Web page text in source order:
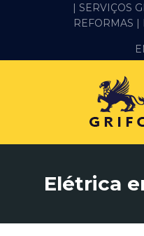
ALVENARIA E PEDREIRO
IMPERMEABILIZAÇÃO
| SERVIÇOS
REFORMAS |
Elétrica